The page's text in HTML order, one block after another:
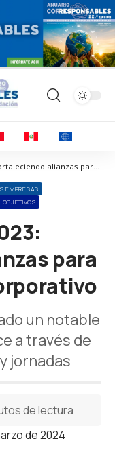
Corresponsables > Noticias > Voluntare 2023: fortaleciendo alianzas para el voluntariado corporativo
EMPRESAS
para
un notable
a través de
jornadas
de 2024
de lectura